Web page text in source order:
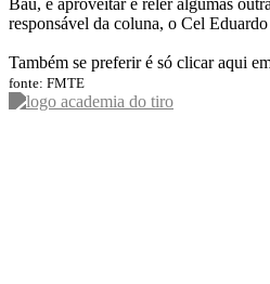
responsável da coluna, o Cel
Também se preferir é só clicar aqui
fonte: FMTE